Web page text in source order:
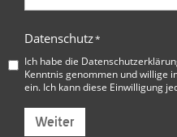
Datenschutz*
Ich habe die
Kenntnis genommen und willige
ein. Ich kann diese Einwilligung
Weiter